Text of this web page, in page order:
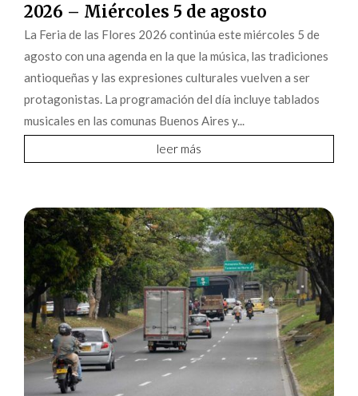
2026 – Miércoles 5 de agosto
La Feria de las Flores 2026 continúa este miércoles 5 de
agosto con una agenda en la que la música, las tradiciones
antioqueñas y las expresiones culturales vuelven a ser
protagonistas. La programación del día incluye tablados
musicales en las comunas Buenos Aires y...
leer más